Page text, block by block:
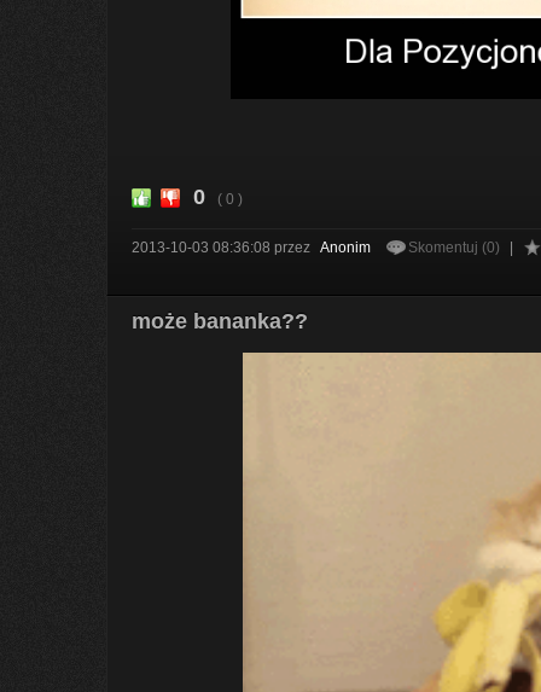
0 ( 0 )
2013-10-03 08:36:08 przez Anonim Skomentuj (0)
może bananka??